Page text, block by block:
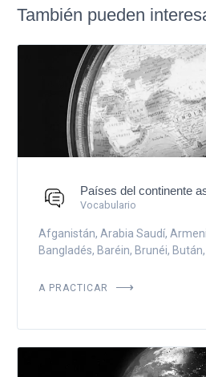
También pueden
Países del continente
Vocabulario
Afganistán, Arabia Saudí,
Bangladés, Baréin, Brunéi, Bután,
A PRACTICAR